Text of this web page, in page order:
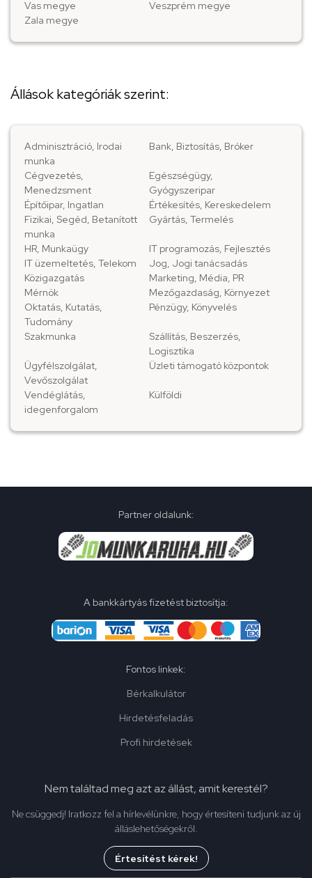
Vas megye
Veszprém megye
Zala megye
Állások kategóriák szerint:
Adminisztráció, Irodai
munka
Bank, Biztosítás, Bróker
Cégvezetés,
Menedzsment
Egészségügy,
Gyógyszeripar
Építőipar, Ingatlan
Értékesítés, Kereskedelem
Fizikai, Segéd, Betanított
munka
Gyártás, Termelés
HR, Munkaügy
IT programozás, Fejlesztés
IT üzemeltetés, Telekom
Jog, Jogi tanácsadás
Közigazgatás
Marketing, Média, PR
Mérnök
Mezőgazdaság, Környezet
Oktatás, Kutatás,
Tudomány
Pénzügy, Könyvelés
Szakmunka
Szállítás, Beszerzés,
Logisztika
Ügyfélszolgálat,
Vevőszolgálat
Üzleti támogató központok
Vendéglátás,
idegenforgalom
Külföldi
Partner oldalunk:
A bankkártyás fizetést biztosítja:
Fontos linkek:
Bérkalkulátor
Hirdetésfeladás
Profi hirdetések
Nem találtad meg azt az állást, amit kerestél?
Ne csüggedj! Iratkozz fel a hírlevélünkre, hogy értesíteni tudjunk az új
álláslehetőségekről.
Értesítést kérek!